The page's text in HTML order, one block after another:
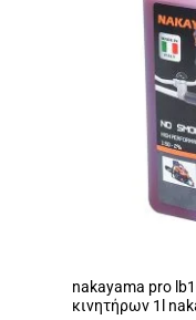
nakayama pro
κινητήρων 1l